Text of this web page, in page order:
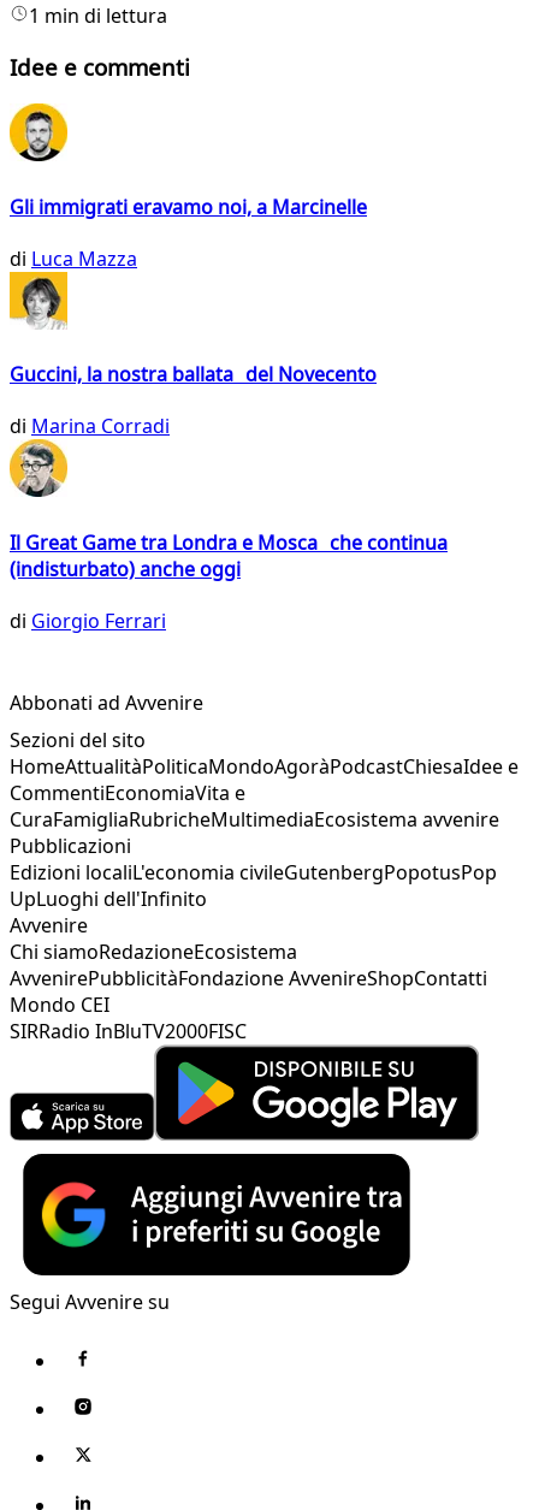
1 min di lettura
Idee e commenti
Gli immigrati eravamo noi, a Marcinelle
di Luca Mazza
Guccini, la nostra ballata del Novecento
di Marina Corradi
Il Great Game tra Londra e Mosca che continua
(indisturbato) anche oggi
di Giorgio Ferrari
Abbonati ad Avvenire
Sezioni del sito
HomeAttualitàPoliticaMondoAgoràPodcastChiesaIdee e
CommentiEconomiaVita e
CuraFamigliaRubricheMultimediaEcosistema avvenire
Pubblicazioni
Edizioni localiL'economia civileGutenbergPopotusPop
UpLuoghi dell'Infinito
Avvenire
Chi siamoRedazioneEcosistema
AvvenirePubblicitàFondazione AvvenireShopContatti
Mondo CEI
SIRRadio InBluTV2000FISC
Segui Avvenire su